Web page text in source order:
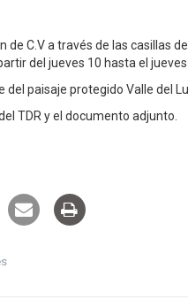
de C.V a través de las casillas
del jueves 10 hasta el
del paisaje protegido Valle del
TDR y el documento adjunto.